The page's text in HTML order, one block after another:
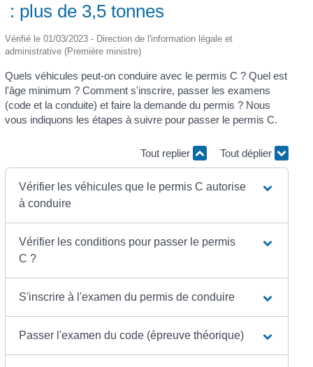
: plus de 3,5 tonnes
Vérifié le 01/03/2023 - Direction de l'information légale et
administrative (Première ministre)
Quels véhicules peut-on conduire avec le permis C ? Quel est
l'âge minimum ? Comment s'inscrire, passer les examens
(code et la conduite) et faire la demande du permis ? Nous
vous indiquons les étapes à suivre pour passer le permis C.
Tout replier Tout déplier
Vérifier les véhicules que le permis C autorise
à conduire
Vérifier les conditions pour passer le permis
C ?
S'inscrire à l'examen du permis de conduire
Passer l'examen du code (épreuve théorique)